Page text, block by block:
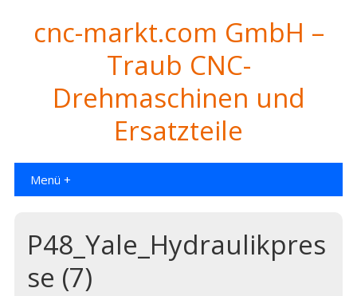
cnc-markt.com GmbH –
Traub CNC-
Drehmaschinen und
Ersatzteile
Menü +
P48_Yale_Hydraulikpres
se (7)